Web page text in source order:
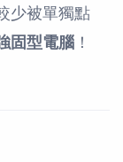
少被單獨點
固型電腦 ！